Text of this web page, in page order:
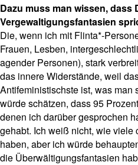
Dazu muss man wissen, dass
Vergewaltigungsfantasien
Die, wenn ich mit Flinta*-
Frauen, Lesben,
agender Personen), stark
das innere Widerstände, weil
Antifeministischste ist, was man
würde schätzen, dass 95
denen ich darüber gesprochen
gehabt. Ich weiß nicht, wie viele
haben, aber ich würde
die Überwältigungsfantasien